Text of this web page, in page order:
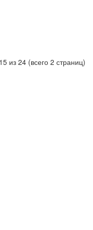
из 24 (всего 2 страниц)